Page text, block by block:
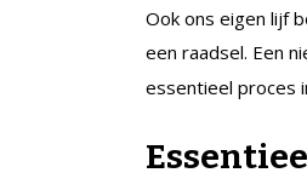
Ook ons eigen lijf
een raadsel. Een
essentieel proces